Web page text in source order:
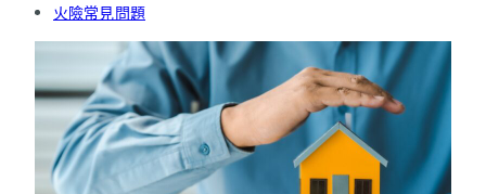
火險常見問題